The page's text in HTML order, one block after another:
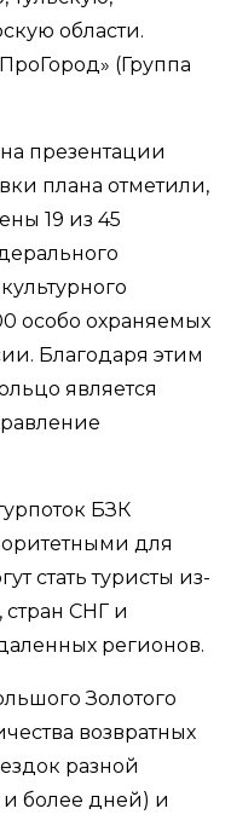
области.
(Группа
презентации
плана отметили,
19 из 45
особо охраняемых
Благодаря этим
является
БЗК
для
стать туристы из-
СНГ и
регионов.
Золотого
возвратных
разной
и более дней) и